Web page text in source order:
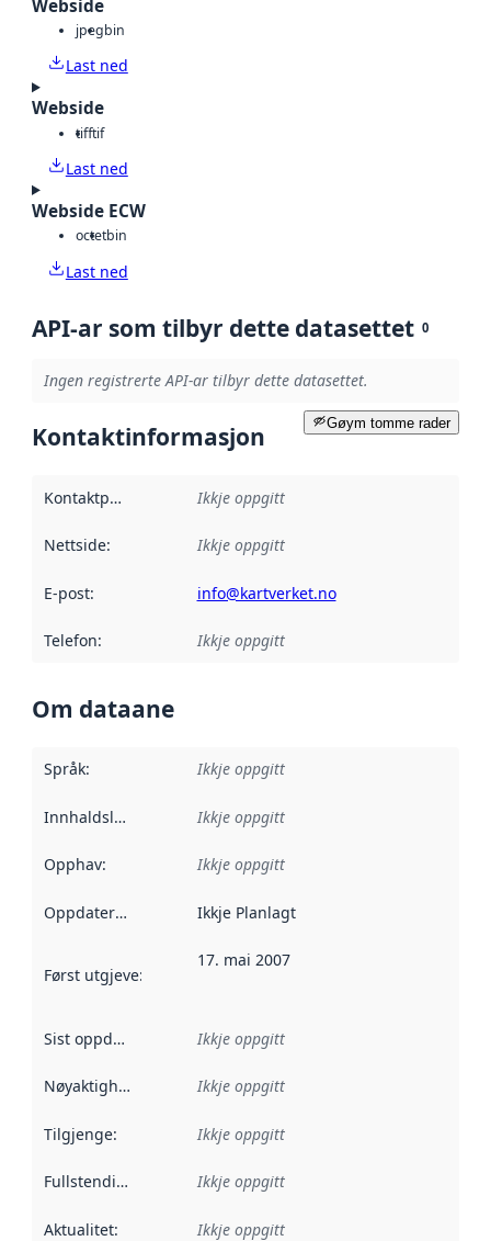
Webside
jpegbin
Last ned
Webside
tifftif
Last ned
Webside ECW
octetbin
Last ned
API-ar som tilbyr dette datasettet 0
Ingen registrerte API-ar tilbyr dette datasettet.
Gøym tomme rader
Kontaktinformasjon
Kontaktpunkt Ikkje oppgitt
Nettside: Ikkje oppgitt
E-post: info@kartverket.no
Telefon: Ikkje oppgitt
Om dataane
Språk: Ikkje oppgitt
Innhaldsleverandørar :
Ikkje oppgitt
Opphav: Ikkje oppgitt
Oppdateringsfrekvens :
Ikkje Planlagt
Først utgjeve:
17. mai 2007
Sist oppdatert Ikkje oppgitt
Nøyaktigheit Ikkje oppgitt
Tilgjenge: Ikkje oppgitt
Fullstendigheit Ikkje oppgitt
Aktualitet: Ikkje oppgitt